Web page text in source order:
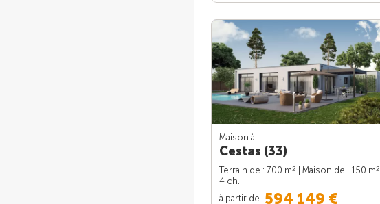
Maison à
Cestas (33)
Terrain de : 700 m2 | Maison de : 150 m2
4 ch.
à partir de 594 149 €